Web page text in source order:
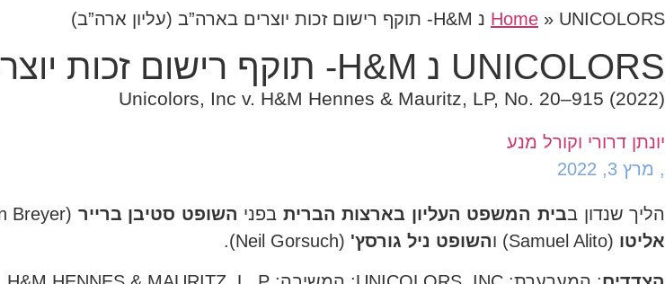
Home » UNICOLORS נ H&M- תוקף רישום זכות יוצרים בארה”ב (עליון ארה”ב)
UNICOLORS נ H&M- תוקף רישום זכות יוצרים בארה"ב (עליון ארה"ב)
Unicolors, Inc v. H&M Hennes & Mauritz, LP, No. 20–915 (2022)
יונתן דרורי וקורל מנע
, מרץ 3, 2022
הליך שנדון בבית המשפט העליון בארצות הברית בפני השופט סטיבן ברייר (Stephen Breyer),
אליטו (Samuel Alito) ו השופט ניל גורסץ' (Neil Gorsuch).